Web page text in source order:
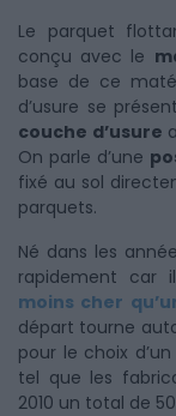
Le parquet
conçu avec le
base de ce
d’usure se
couche d’usure
On parle d’une
fixé au sol
parquets.
Né dans les
rapidement car
moins cher
départ tourne
pour le choix
tel que les
2010 un total de